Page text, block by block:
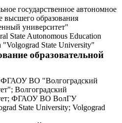
государственное автономное
высшего образования
университет"
State Autonomous Education
State University"
образовательной
ВО "Волгоградский
Волгоградский
ФГАОУ ВО ВолГУ
State University; Volgograd